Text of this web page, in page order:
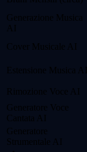
Generazione Musica
AI
Cover Musicale AI
Estensione Musica AI
Rimozione Voce AI
Generatore Voce
Cantata AI
Generatore
Strumentale AI